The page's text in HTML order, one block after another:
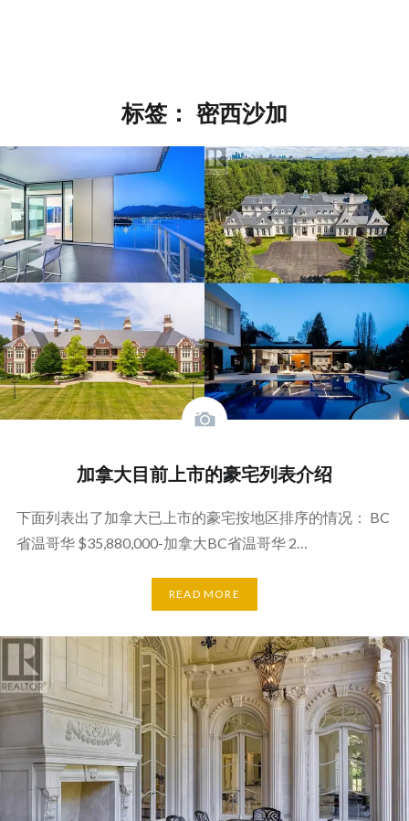
标签：密西沙加
加拿大目前上市的豪宅列表介绍
下面列表出了加拿大已上市的豪宅按地区排序的情况： BC
省温哥华 $35,880,000-加拿大BC省温哥华 2…
READ MORE